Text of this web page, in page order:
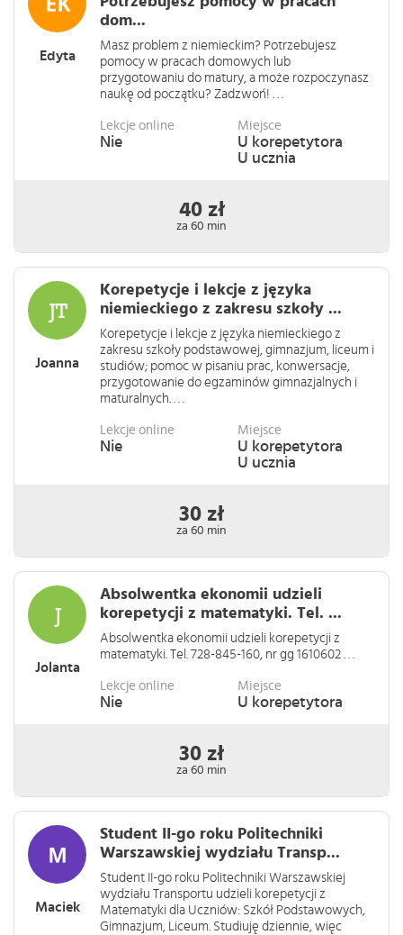
Edyta
dom...
Masz problem z niemieckim? Potrzebujesz
pomocy w pracach domowych lub
przygotowaniu do matury, a może rozpoczynasz
naukę od początku? Zadzwoń! . . .
Lekcje online
Nie
Miejsce
U korepetytora
U ucznia
40 zł
za 60 min
Joanna
Korepetycje i lekcje z języka
niemieckiego z zakresu szkoły ...
Korepetycje i lekcje z języka niemieckiego z
zakresu szkoły podstawowej, gimnazjum, liceum i
studiów; pomoc w pisaniu prac, konwersacje,
przygotowanie do egzaminów gimnazjalnych i
maturalnych. . . .
Lekcje online
Nie
Miejsce
U korepetytora
U ucznia
30 zł
za 60 min
Jolanta
Absolwentka ekonomii udzieli
korepetycji z matematyki. Tel. ...
Absolwentka ekonomii udzieli korepetycji z
matematyki. Tel. 728-845-160, nr gg 1610602 . . .
Lekcje online
Nie
Miejsce
U korepetytora
30 zł
za 60 min
Maciek
Student II-go roku Politechniki
Warszawskiej wydziału Transp...
Student II-go roku Politechniki Warszawskiej
wydziału Transportu udzieli korepetycji z
Matematyki dla Uczniów: Szkół Podstawowych,
Gimnazjum, Liceum. Studiuję dziennie, więc